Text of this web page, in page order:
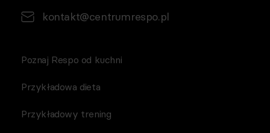
kontakt@centrumrespo.pl
Poznaj Respo od kuchni
Przykładowa dieta
Przykładowy trening